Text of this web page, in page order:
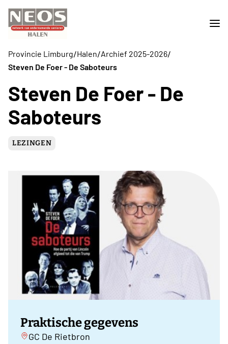
Provincie Limburg/Halen/Archief 2025-2026/
Steven De Foer - De Saboteurs
Steven De Foer - De
Saboteurs
LEZINGEN
Praktische gegevens
GC De Rietbron